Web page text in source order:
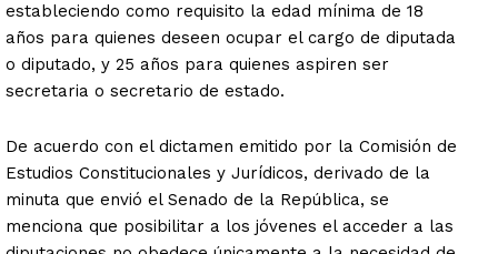
estableciendo como requisito la edad mínima de 18
años para quienes deseen ocupar el cargo de diputada
o diputado, y 25 años para quienes aspiren ser
secretaria o secretario de estado.
De acuerdo con el dictamen emitido por la Comisión de
Estudios Constitucionales y Jurídicos, derivado de la
minuta que envió el Senado de la República, se
menciona que posibilitar a los jóvenes el acceder a las